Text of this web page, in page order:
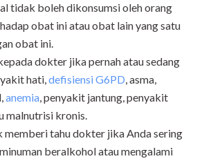
tidak boleh dikonsumsi oleh orang
obat ini atau obat lain yang satu
obat ini.
dokter jika pernah atau sedang
hati,defisiensi G6PD, asma,
anemia, penyakit jantung, penyakit
malnutrisi kronis.
memberi tahu dokter jika Anda sering
beralkohol atau mengalami